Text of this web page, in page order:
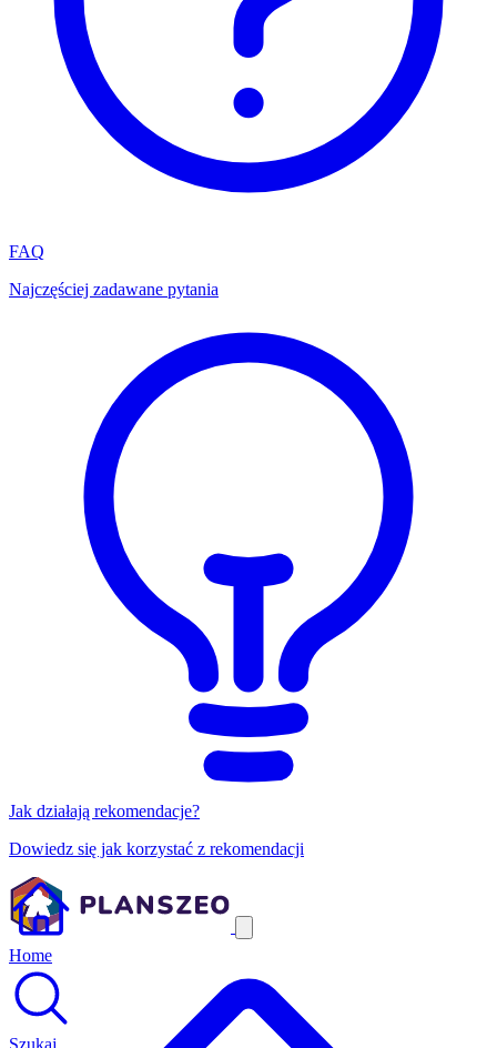
FAQ
Najczęściej zadawane pytania
Jak działają rekomendacje?
Dowiedz się jak korzystać z rekomendacji
Home
Szukaj